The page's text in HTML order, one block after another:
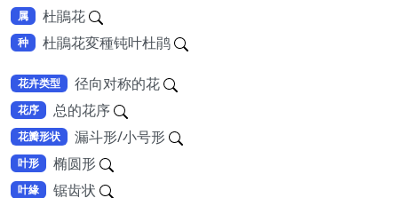
属 杜鵑花
种 杜鵑花変種钝叶杜鹃
花卉类型 径向对称的花
花序 总的花序
花瓣形状 漏斗形/小号形
叶形 椭圆形
叶緣 锯齿状